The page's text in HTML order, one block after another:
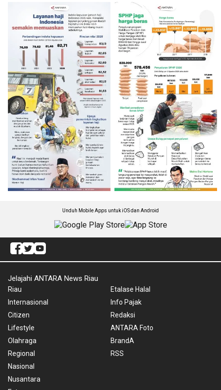
Unduh Mobile Apps untuk iOS dan Android
Jelajahi ANTARA News Riau
Riau
Internasional
Citizen
Lifestyle
Olahraga
Regional
Nasional
Nusantara
Etalase Halal
Info Pajak
Redaksi
ANTARA Foto
BrandA
RSS